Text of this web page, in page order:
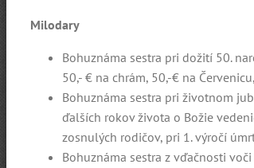
Milodary
Bohuznáma sestra pri dožití 50.
50,- € na chrám, 50,-€ na
Bohuznáma sestra pri životnom
ďalších rokov života o Božie
zosnulých rodičov, pri 1. výročí
Bohuznáma sestra z vďačnosti